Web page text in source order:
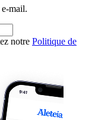
mail.
notre Politique de